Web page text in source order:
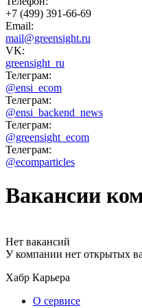
+7 (499) 391-66-69
Email:
mail@greensight.ru
VK:
greensight_ru
Телеграм:
@ensi_ecom
Телеграм:
@ensi_backend_news
Телеграм:
@greensight_ecom
Телеграм:
@ecomparticles
Вакансии
Нет вакансий
У компании нет открытых
Хабр Карьера
О сервисе